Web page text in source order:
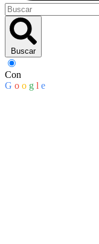
Buscar
Con
G o o g l e